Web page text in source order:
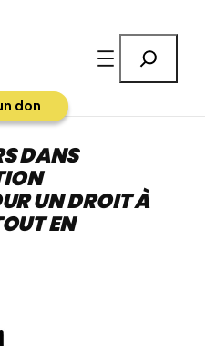
don
DANS
UN DROIT À
EN